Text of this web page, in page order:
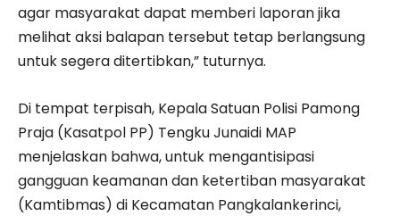
agar masyarakat dapat memberi laporan jika
melihat aksi balapan tersebut tetap berlangsung
untuk segera ditertibkan,” tuturnya.
Di tempat terpisah, Kepala Satuan Polisi Pamong
Praja (Kasatpol PP) Tengku Junaidi MAP
menjelaskan bahwa, untuk mengantisipasi
gangguan keamanan dan ketertiban masyarakat
(Kamtibmas) di Kecamatan Pangkalankerinci,